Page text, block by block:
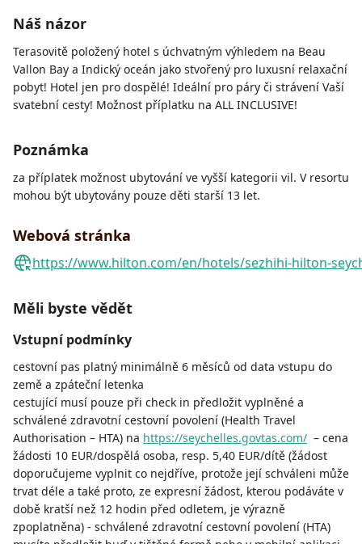
Náš názor
Terasovitě položený hotel s úchvatným výhledem na Beau
Vallon Bay a Indický oceán jako stvořený pro luxusní relaxační
pobyt! Hotel jen pro dospělé! Ideální pro páry či strávení Vaší
svatební cesty! Možnost příplatku na ALL INCLUSIVE!
Poznámka
za příplatek možnost ubytování ve vyšší kategorii vil. V resortu
mohou být ubytovány pouze děti starší 13 let.
Webová stránka
https://www.hilton.com/en/hotels/sezhihi-hilton-
Měli byste vědět
Vstupní podmínky
cestovní pas platný minimálně 6 měsíců od data vstupu do
země a zpáteční letenka
cestující musí pouze při check in předložit vyplněné a
schválené zdravotní cestovní povolení (Health Travel
Authorisation – HTA) na https://seychelles.govtas.com/ – cena
žádosti 10 EUR/dospělá osoba, resp. 5,40 EUR/dítě (žádost
doporučujeme vyplnit co nejdříve, protože její schváleni může
trvat déle a také proto, ze expresní žádost, kterou podáváte v
době kratší než 12 hodin před odletem, je výrazně
zpoplatněna) - schválené zdravotní cestovní povolení (HTA)